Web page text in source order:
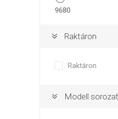
Higiénia és
Isolda /
Isofa
Bosch
9680
Raktáron
Raktáron
Modell sorozat